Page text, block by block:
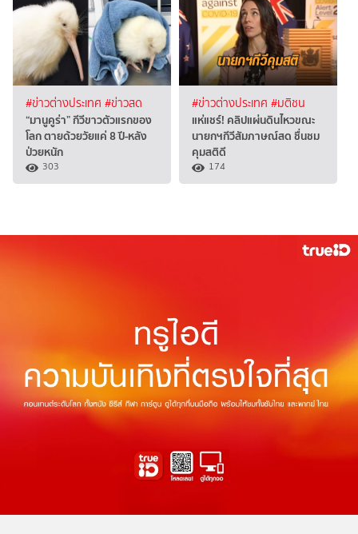
#ข่าวต่างประเทศ #ข่าวสด
“มานูคูร่า” กีวีขาวตัวแรกของ
โลก ตายด้วยวัยแค่ 8 ปี-หลัง
ป่วยหนัก
303
#ข่าวต่างประเทศ #มติชน
แห่แชร์! คลิปแผ่นดินไหวขณะ
นายกฯกีวีสัมภาษณ์สด ชื่นชม
คุมสติดี
174